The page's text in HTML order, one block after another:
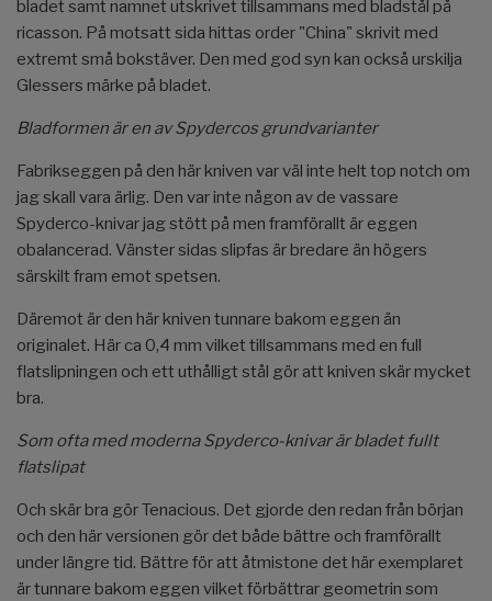
bladet samt namnet utskrivet tillsammans med bladstål på
ricasson. På motsatt sida hittas order "China" skrivit med
extremt små bokstäver. Den med god syn kan också urskilja
Glessers märke på bladet.
Bladformen är en av Spydercos grundvarianter
Fabrikseggen på den här kniven var väl inte helt top notch om
jag skall vara ärlig. Den var inte någon av de vassare
Spyderco-knivar jag stött på men framförallt är eggen
obalancerad. Vänster sidas slipfas är bredare än högers
särskilt fram emot spetsen.
Däremot är den här kniven tunnare bakom eggen än
originalet. Här ca 0,4 mm vilket tillsammans med en full
flatslipningen och ett uthålligt stål gör att kniven skär mycket
bra.
Som ofta med moderna Spyderco-knivar är bladet fullt
flatslipat
Och skär bra gör Tenacious. Det gjorde den redan från början
och den här versionen gör det både bättre och framförallt
under längre tid. Bättre för att åtmistone det här exemplaret
är tunnare bakom eggen vilket förbättrar geometrin som